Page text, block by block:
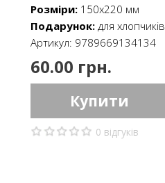
Розміри: 150х220 мм
Подарунок: для хлопчиків
Артикул: 9789669134134
60.00 грн.
Купити
0 відгуків